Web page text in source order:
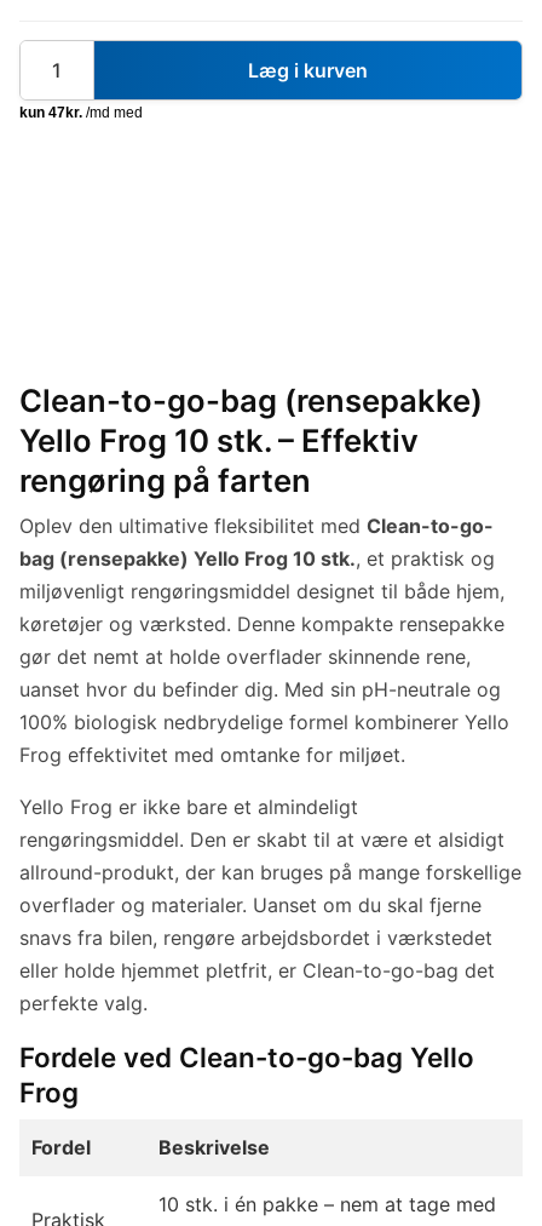
Læg i kurven
Clean-to-go-bag (rensepakke)
Yello Frog 10 stk. – Effektiv
rengøring på farten
Oplev den ultimative fleksibilitet med Clean-to-go-
bag (rensepakke) Yello Frog 10 stk., et praktisk og
miljøvenligt rengøringsmiddel designet til både hjem,
køretøjer og værksted. Denne kompakte rensepakke
gør det nemt at holde overflader skinnende rene,
uanset hvor du befinder dig. Med sin pH-neutrale og
100% biologisk nedbrydelige formel kombinerer Yello
Frog effektivitet med omtanke for miljøet.
Yello Frog er ikke bare et almindeligt
rengøringsmiddel. Den er skabt til at være et alsidigt
allround-produkt, der kan bruges på mange forskellige
overflader og materialer. Uanset om du skal fjerne
snavs fra bilen, rengøre arbejdsbordet i værkstedet
eller holde hjemmet pletfrit, er Clean-to-go-bag det
perfekte valg.
Fordele ved Clean-to-go-bag Yello
Frog
Fordel Beskrivelse
Praktisk
10 stk. i én pakke – nem at tage med